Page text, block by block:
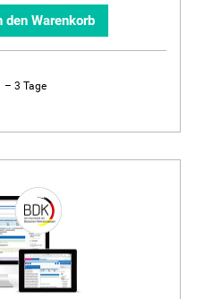
den Warenkorb
– 3 Tage